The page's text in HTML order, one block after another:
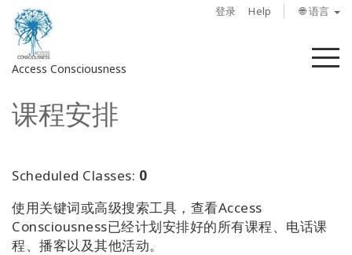
登录 Help 🌐 语言
Access Consciousness
菜
登
录
的
户
关
课程安排
Scheduled Classes: 0
使用关键词或高级搜索工具，查看Access
Consciousness已经计划安排好的所有课程、电话课
程、播客以及其他活动。